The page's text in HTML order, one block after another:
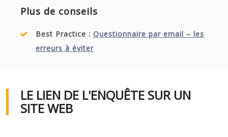
Plus de conseils
Best Practice : Questionnaire par email – les
erreurs à éviter
LE LIEN DE L'ENQUÊTE SUR UN
SITE WEB